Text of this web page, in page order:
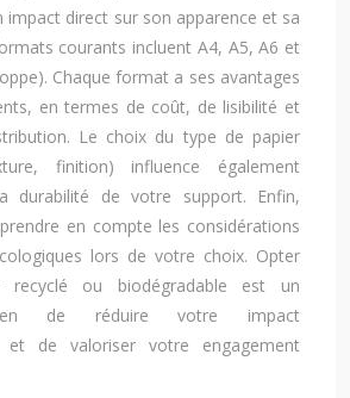
impact direct sur son apparence et sa
courants incluent A4, A5, A6 et
Chaque format a ses avantages
en termes de coût, de lisibilité et
Le choix du type de papier
finition) influence également
durabilité de votre support. Enfin,
en compte les considérations
lors de votre choix. Opter
ou biodégradable est un
de réduire votre impact
et de valoriser votre engagement